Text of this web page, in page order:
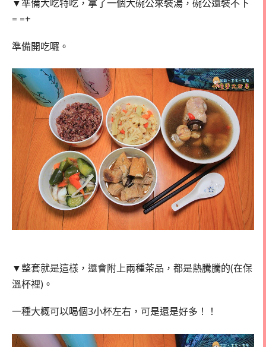
▼準備大吃特吃，拿了一個大碗公來裝湯，碗公還裝不下
= =+
準備開吃囉。
▼整套就是這樣，還會附上兩種茶品，都是熱騰騰的(在保
溫杯裡)。
一種大概可以喝個3小杯左右，可是還是好多！！